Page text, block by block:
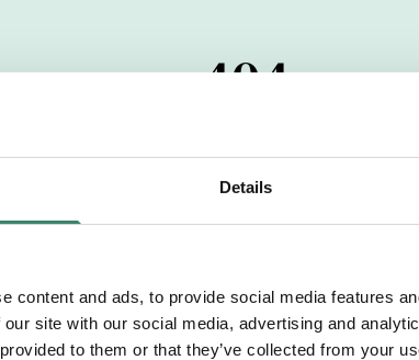
Details
content and ads, to provide social media features
site with our social media, advertising and
to them or that they’ve collected from your
404
har passerats. Vi uppskattar
dig med mer information om våra
Tillbaka till Sverek